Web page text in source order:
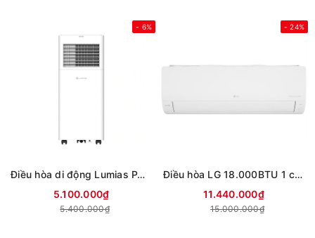
- 6%
Điều hòa di động Lumias PAC-26
5.100.000₫
5.400.000₫
- 24%
Điều hòa LG 18.000BTU 1 chiều Inverter IEC18M2 mới 2026
11.440.000₫
15.000.000₫